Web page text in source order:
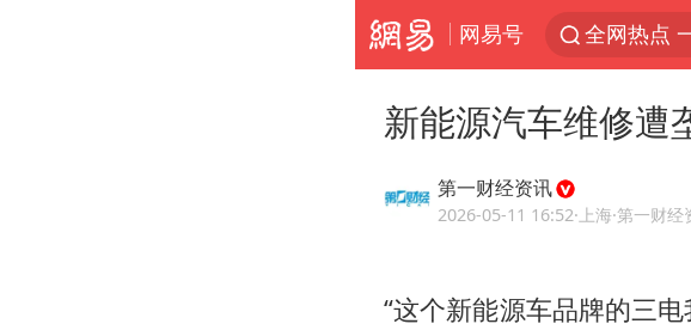
网易号 全网热点
新能源汽车维修遭
第一财经资讯
2026-05-11 16:52·上海·第一财
“这个新能源车品牌的三